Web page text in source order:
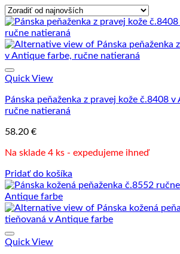
najnovších
Quick View
Pánska peňaženka z pravej kože č.8408
ručne natieraná
58.20 €
Na sklade 4 ks - expedujeme ihneď
Pridať do košíka
Quick View